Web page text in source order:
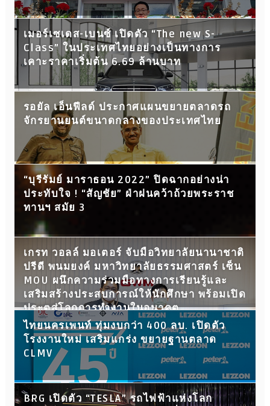
เมอร์เซเดส-เบนซ์ เปิดตัว “The new S-
Class” ในประเทศไทยอย่างเป็นทางการ
เคาะราคาเริ่มต้น 6.69 ล้านบาท
รอยัล เอ็นฟีลด์ ประกาศแผนขยายตลาดรถ
จักรยานยนต์ขนาดกลางของประเทศไทย
“บุรีรัมย์ มาราธอน 2022” ปิดฉากอย่างน่า
ประทับใจ ! “สัญชัย” ฝ่าฝนคว้าถ้วยพระราช
ทานฯ สมัย 3
เกรท วอลล์ มอเตอร์ จับมือวิทยาลัยนานาชาติ
ปรีดี พนมยงค์ มหาวิทยาลัยธรรมศาสตร์ เซ็น
MOU ผนึกความร่วมมือทางการเรียนรู้และ
เสริมสร้างประสบการณ์ให้นักศึกษา พร้อมเปิด
ประตูสู่โลกการทำงานในอนาคต
ไทยนครเพนท์ ทุ่มงบกว่า 400 ลบ. เปิดตัว
โรงงานใหม่ เสริมแกร่ง ขยายฐานตลาด
CLMV
BRG เปิดตัว “TESLA” รถไฟฟ้าแห่งโลก